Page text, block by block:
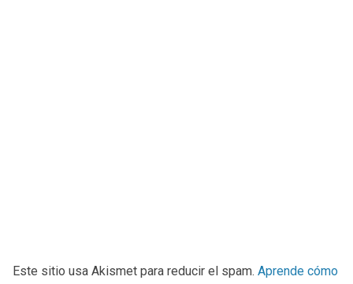
Este sitio usa Akismet para reducir el spam. Aprende cómo